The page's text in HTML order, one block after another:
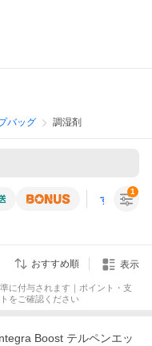
バッグ 調湿剤
すべての条
1
おすすめ順 表示
に付与されます｜ポイント・支
をご確認ください
Boost テルペンエッ